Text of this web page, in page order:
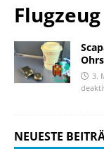
Flugzeug
3.
NEUESTE